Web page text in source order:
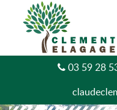
03 59 28